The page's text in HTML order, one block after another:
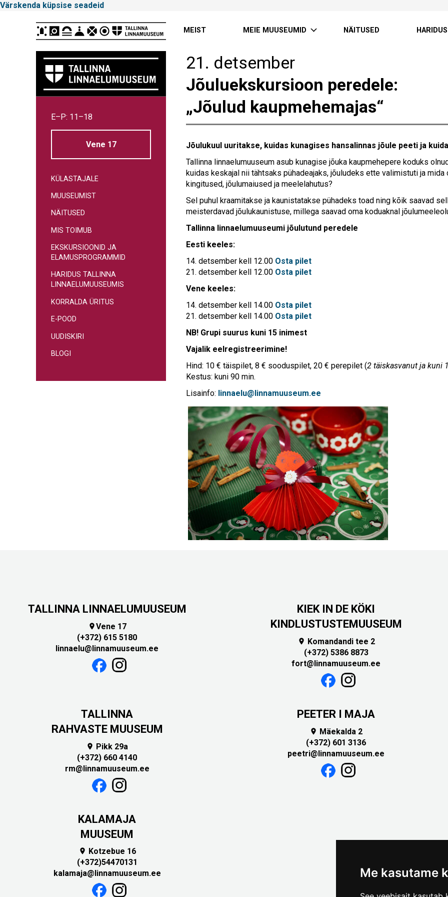
Me kasutame
Värskenda küpsise seadeid
Linnamuuseum
MEIST MEIE MUUSEUMID NÄITUSED HARIDUS
E–P: 11–18
Vene 17
KÜLASTAJALE
MUUSEUMIST
NÄITUSED
MIS TOIMUB
EKSKURSIOONID JA
ELAMUSPROGRAMMID
HARIDUS TALLINNA
LINNAELUMUUSEUMIS
KORRALDA ÜRITUS
E-POOD
UUDISKIRI
BLOGI
21. detsember
Jõuluekskursioon peredele:
„Jõulud kaupmehemajas“
Jõulukuul uuritakse, kuidas kunagises hansalinnas jõule peeti ja
Tallinna linnaelumuuseum asub kunagise jõuka kaupmehepere koduks
kuidas keskajal nii tähtsaks pühadeajaks, jõuludeks ette valimistuti ja
kingitused, jõulumaiused ja meelelahutus?
Sel puhul kraamitakse ja kaunistatakse pühadeks toad ning kõik saavad
meisterdavad jõulukaunistuse, millega saavad oma koduaknal
Tallinna linnaelumuuseumi jõulutund peredele
Eesti keeles:
14. detsember kell 12.00 Osta pilet
21. detsember kell 12.00 Osta pilet
Vene keeles:
14. detsember kell 14.00 Osta pilet
21. detsember kell 14.00 Osta pilet
NB! Grupi suurus kuni 15 inimest
Vajalik eelregistreerimine!
Hind: 10 € täispilet, 8 € sooduspilet, 20 € perepilet (2 täiskasvanut ja kuni
Kestus: kuni 90 min.
Lisainfo: linnaelu@linnamuuseum.ee
TALLINNA LINNAELUMUUSEUM
Vene 17
(+372) 615 5180
linnaelu@linnamuuseum.ee
KIEK IN DE KÖKI
KINDLUSTUSTEMUUSEUM
 Komandandi tee 2
(+372) 5386 8873
fort@linnamuuseum.ee
TALLINNA
RAHVASTE MUUSEUM
 Pikk 29a
(+372) 660 4140
rm@linnamuuseum.ee
PEETER I MAJA
 Mäekalda 2
(+372) 601 3136
peetri@linnamuuseum.ee
KALAMAJA
MUUSEUM

Kotzebue 16
(+372)54470131
kalamaja@linnamuuseum.ee